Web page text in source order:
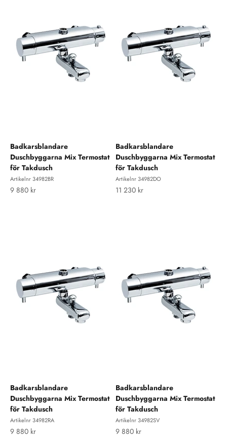
Badkarsblandare
Duschbyggarna Mix Termostat
för Takdusch
Artikelnr 34982BR
REA-pris
9 880 kr
Badkarsblandare
Duschbyggarna Mix Termostat
för Takdusch
Artikelnr 34982DO
REA-pris
11 230 kr
Badkarsblandare
Duschbyggarna Mix Termostat
för Takdusch
Artikelnr 34982RA
REA-pris
9 880 kr
Badkarsblandare
Duschbyggarna Mix Termostat
för Takdusch
Artikelnr 34982SV
REA-pris
9 880 kr